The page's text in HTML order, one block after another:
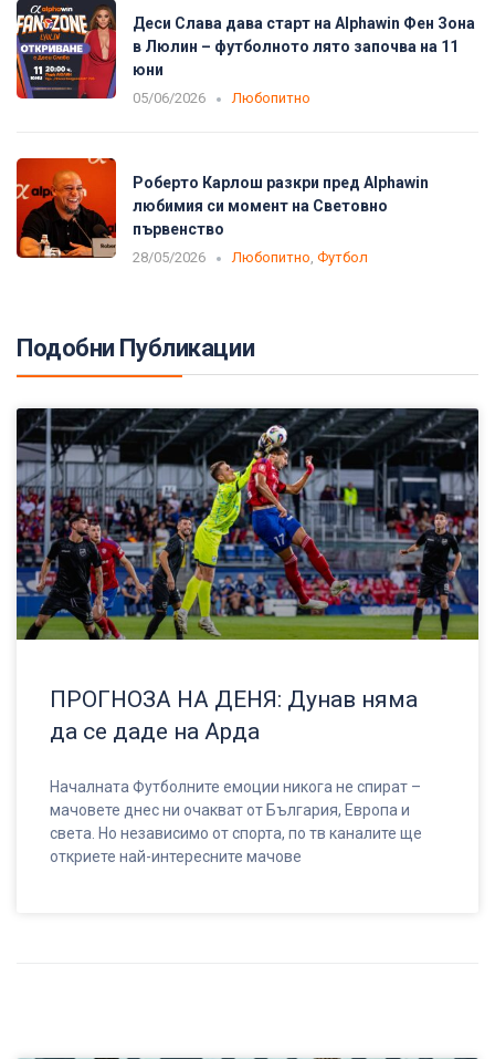
Деси Слава дава старт на Alphawin Фен Зона
в Люлин – футболното лято започва на 11
юни
05/06/2026 Любопитно
Роберто Карлош разкри пред Alphawin
любимия си момент на Световно
първенство
28/05/2026 Любопитно, Футбол
Подобни Публикации
ПРОГНОЗА НА ДЕНЯ: Дунав няма
да се даде на Арда
Началната Футболните емоции никога не спират –
мачовете днес ни очакват от България, Европа и
света. Но независимо от спорта, по тв каналите ще
откриете най-интересните мачове